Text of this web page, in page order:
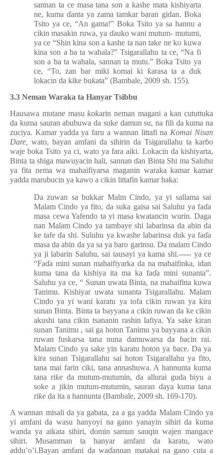
sannan ta ce masa tana son a kashe mata kishiyarta
ne, kumaɗanta ya zama tamkar baran gidan. Boka
Tsito ya ce, “An gama!” Boka Tsito ya sa hannu a
cikin masakin ruwa, ya ɗauko wani mutum- mutumi,
ya ce “Shin kina son a kashe ta nan take ne ko kuwa
kina son a ba ta wahala?” Tsigarallahu ta ce, “Na fi
son a ba ta wahala, sannan ta mutu.” Boka Tsito ya
ce, “To, zan bar miki komai ki ƙarasa ta a duk
lokacin da kike buƙata” (Bambale, 2009 sh. 155).
3.3 Neman Waraka ta Hanyar Tsibbu
Hausawa mutane masu ƙoƙarin neman magani a kan cututtuka
da kuma sauran abubuwa da suke damun su, na fili da kuma na
zuciya. Kamar yadda ya faru a wannan littafi na Komai Nisan
Dare,
wato, bayan amfani da sihirin da Tsigarallahu ta karɓo
waje boka Tsito ya ci, wato ya fara aiki. Lokacin da kishiyarta,
Binta ta shiga mawuyacin hali, sannan ɗan Binta Shi ma Saluhu
ya fita nema wa mahaifiyarsa maganin waraka kamar kamar
yadda marubucin ya kawo a cikin littafin kamar haka:
Da zuwan sa bukkar Malm Cindo, ya yi sallama sai
Malam Cindo ya fito, da suka gaisa sai Saluhu ya faɗa
masa cewa Yafendo ta yi masa kwatancin wurin. Daga
nan Malam Cindo ya tambaye shi labarinsa da abin da
ke tafe da shi. Suluhu ya kwashe labarinsa duk ya faɗa
masa da abin da ya sa ya baro garinsu. Da malam Cindo
ya ji labarin Saluhu, sai tausayi ya kama shi.----- ya ce
“Faɗa mini sunan mahaifiyarka da na mahaifinka, idan
kuma tana da kishiya ita ma ka faɗa mini sunanta”.
Saluhu ya ce, “ Sunan uwata Binta, na mahaifina kuwa
Tanimu. Kishiyar uwata sunanta Tsigarallahu. Malam
Cindo ya yi wani karatu ya tofa cikin ruwan ya kira
sunan Binta. Binta ta bayyana a cikin ruwan da ke cikin
akushi tana cikin tsananin rashin lafiya. Ya sake kiran
sunan Tanimu , sai ga hoton Tanimu ya bayyana a cikin
ruwan fuskarsa tana nuna damuwarsa da ɓacin rai.
Malam Cindo ya sake yin karatu hoton ya ɓace. Da ya
kira sunan Tsigarallahu sai hoton Tsigarallahu ya fito,
tana mai farin ciki, tana annashuwa. A hannunta kuma
tana riƙeda mutum-mutumin, da allurai guda biyu a
soke a jikin mutum-mutumin, sauran ɗaya kuma tana
riƙe da ita a hannunta (Bambale, 2009 sh. 169-170).
A wannan misali da ya gabata, za a ga yadda Malam Cindo ya
yi amfani da wasu hanyoyi na gano yanayin sihiri da kuma
wanda ya aikata sihiri, domin samun sauqin wajen mangace
sihiri. Musamman ta hanyar amfani da karatu, wato
addu’o’i.Bayan amfani da waɗannan matakai na gano cuta a